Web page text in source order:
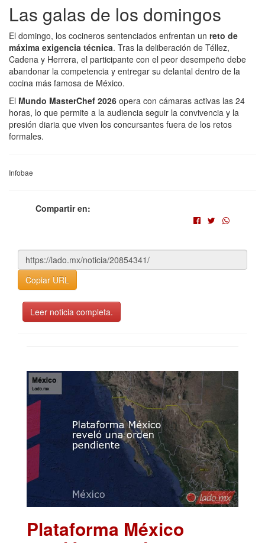
Las galas de los domingos
El domingo, los cocineros sentenciados enfrentan un reto de
máxima exigencia técnica. Tras la deliberación de Téllez,
Cadena y Herrera, el participante con el peor desempeño debe
abandonar la competencia y entregar su delantal dentro de la
cocina más famosa de México.
El Mundo MasterChef 2026 opera con cámaras activas las 24
horas, lo que permite a la audiencia seguir la convivencia y la
presión diaria que viven los concursantes fuera de los retos
formales.
Infobae
Compartir en:
Copiar URL
Leer noticia completa.
Plataforma México